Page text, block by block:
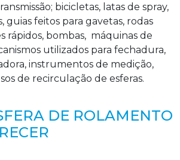
bicicletas, latas de spray,
guias feitos para gavetas, rodas
rápidos, bombas, máquinas de
utilizados para fechadura,
instrumentos de medição,
de recirculação de esferas.
DE ROLAMENTO